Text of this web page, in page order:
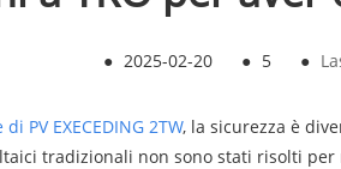
● 2025-02-20 ● 5 ●
PV EXECEDING 2TW, la sicurezza è
tradizionali non sono stati risolti